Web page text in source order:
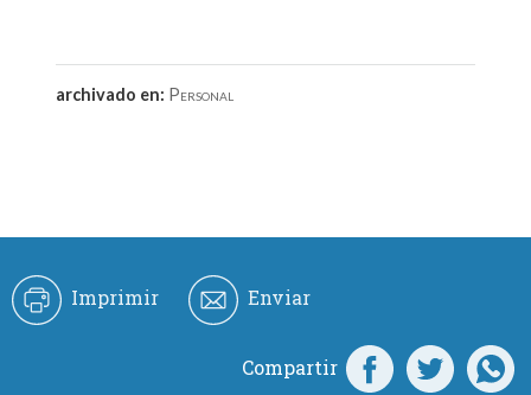
archivado en: Personal
Imprimir Enviar
Compartir